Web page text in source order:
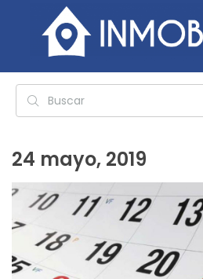
24 mayo, 2019